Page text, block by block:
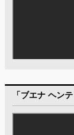
「ブエナ ヘン